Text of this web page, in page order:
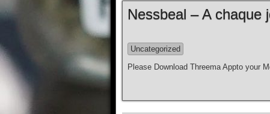
Nessbeal – A chaque
Uncategorized
Please Download Threema Appto your